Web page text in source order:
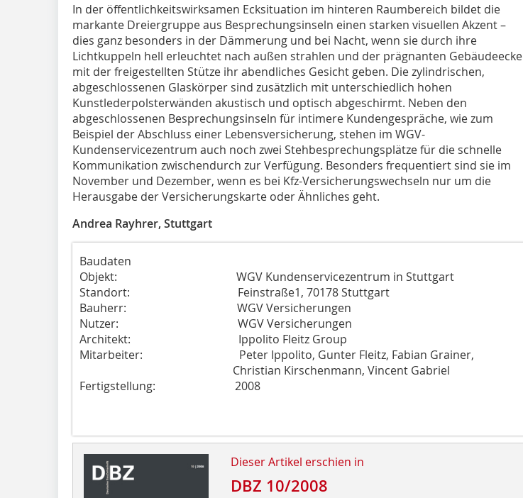
In der öffentlichkeitswirksamen Ecksituation im hinteren Raumbereich bildet die
markante Dreiergruppe aus Besprechungsinseln einen starken visuellen Akzent –
dies ganz besonders in der Dämmerung und bei Nacht, wenn sie durch ihre
Lichtkuppeln hell erleuchtet nach außen strahlen und der prägnanten Gebäudeecke
mit der freigestellten Stütze ihr abendliches Gesicht geben. Die zylindrischen,
abgeschlossenen Glaskörper sind zusätzlich mit unterschiedlich hohen
Kunstlederpolsterwänden akustisch und optisch abgeschirmt. Neben den
abgeschlossenen Besprechungsinseln für intimere Kundengespräche, wie zum
Beispiel der Abschluss einer Lebensversicherung, stehen im WGV-
Kundenservicezentrum auch noch zwei Stehbesprechungsplätze für die schnelle
Kommunikation zwischendurch zur Verfügung. Besonders frequentiert sind sie im
November und Dezember, wenn es bei Kfz-Versicherungswechseln nur um die
Herausgabe der Versicherungskarte oder Ähnliches geht.
Andrea Rayhrer, Stuttgart
Baudaten
Objekt: WGV Kundenservicezentrum in Stuttgart
Standort: Feinstraße1, 70178 Stuttgart
Bauherr: WGV Versicherungen
Nutzer: WGV Versicherungen
Architekt: Ippolito Fleitz Group
Mitarbeiter: Peter Ippolito, Gunter Fleitz, Fabian Grainer,
Christian Kirschenmann, Vincent Gabriel
Fertigstellung: 2008
Dieser Artikel erschien in
DBZ 10/2008